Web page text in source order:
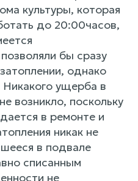
культуры, которая
до 20:00часов,
бы сразу
однако
ущерба в
возникло, поскольку
в ремонте и
никак не
в подвале
списанным
не